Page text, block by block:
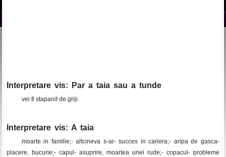
Interpretare vis: Par a taia sau a tunde
vei fi stapanit de griji.
Interpretare vis: A taia
moarte in familie;- altcineva s-ar- succes in cariera;- aripa de gasca-
placere, bucurie;- capul- asuprire, moartea unei rude;- copacul- probleme